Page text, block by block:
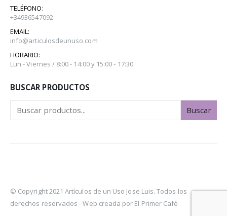
TELÉFONO:
+34936547092
EMAIL:
info@articulosdeunuso.com
HORARIO:
Lun - Viernes / 8:00 - 14:00 y 15:00 - 17:30
BUSCAR PRODUCTOS
Buscar
© Copyright 2021 Artículos de un Uso Jose Luis. Todos los
derechos reservados -Web creada por El Primer Café